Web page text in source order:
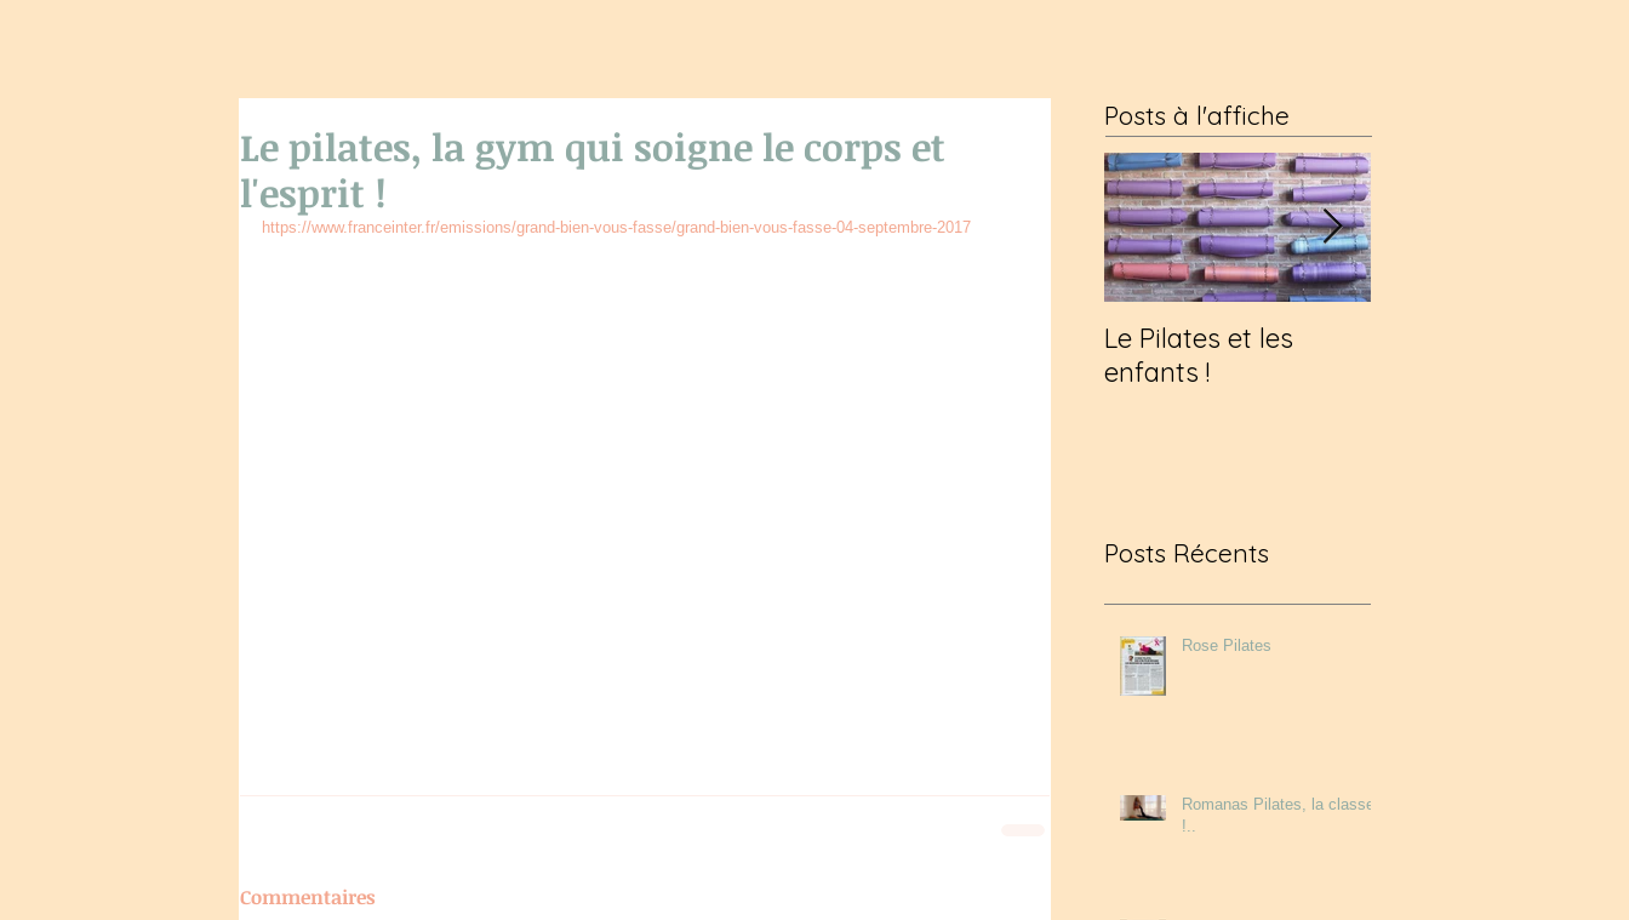
Le pilates, la gym qui soigne le corps et
l'esprit !
https://www.franceinter.fr/emissions/grand-bien-vous-fasse/grand-bien-vous-fasse-04-septembre-2017
Commentaires
Posts à l'affiche
Le Pilates et les
enfants !
Posts Récents
Rose Pilates
Romanas Pilates, la classe
!..